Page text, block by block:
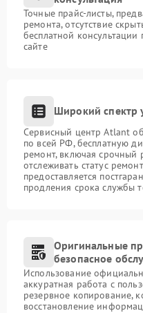
Точные прайс-листы,
ремонта, отсутствие
бесплатной
сайте
Широкий спектр
Сервисный центр Atlant
по всей РФ, бесплатную
ремонт, включая срочный
отслеживать статус
предоставляется
продления срока службы
Оригинальные
безопасное
Использование
аккуратная работа с
резервное копирование,
восстановление